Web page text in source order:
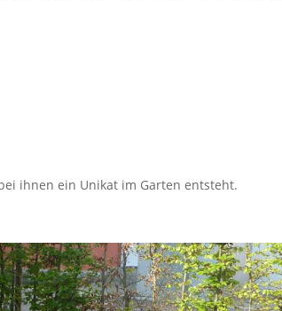
ihnen ein Unikat im Garten entsteht.